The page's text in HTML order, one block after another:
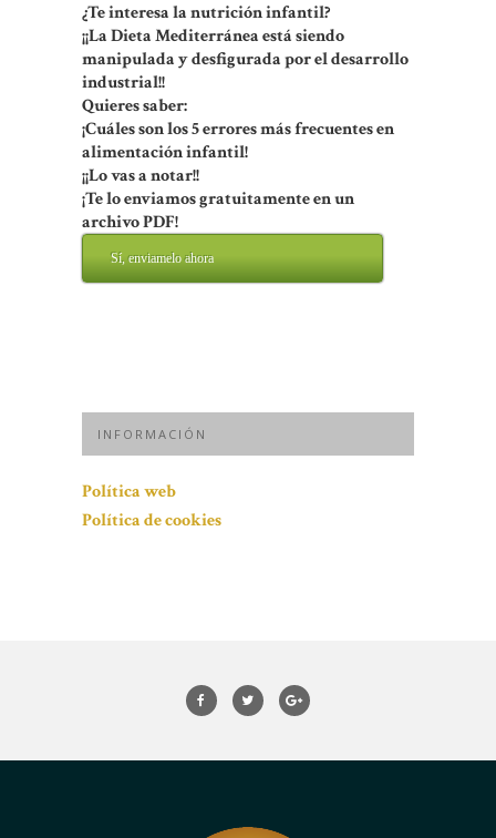
¿Te interesa la nutrición infantil?
¡¡La Dieta Mediterránea está siendo
manipulada y desfigurada por el desarrollo
industrial!!
Quieres saber:
¡Cuáles son los 5 errores más frecuentes en
alimentación infantil!
¡¡Lo vas a notar!!
¡Te lo enviamos gratuitamente en un
archivo PDF!
Sí, enviamelo ahora
INFORMACIÓN
Política web
Política de cookies